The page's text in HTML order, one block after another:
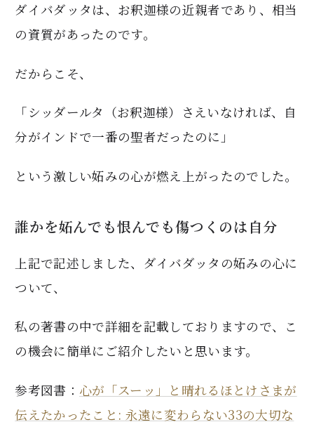
ダイバダッタは、お釈迦様の近親者であり、相当
の資質があったのです。
だからこそ、
「シッダールタ（お釈迦様）さえいなければ、自
分がインドで一番の聖者だったのに」
という激しい妬みの心が燃え上がったのでした。
誰かを妬んでも恨んでも傷つくのは自分
上記で記述しました、ダイバダッタの妬みの心に
ついて、
私の著書の中で詳細を記載しておりますので、こ
の機会に簡単にご紹介したいと思います。
参考図書： 心が「スーッ」と晴れるほとけさまが
伝えたかったこと: 永遠に変わらない33の大切な